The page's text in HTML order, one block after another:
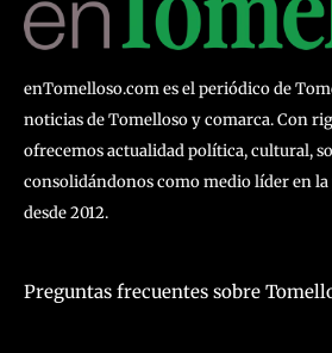
enTomelloso.com es el periódico de
noticias de Tomelloso y comarca. Con
ofrecemos actualidad política, cultural,
consolidándonos como medio líder en
desde 2012.
Preguntas frecuentes sobre